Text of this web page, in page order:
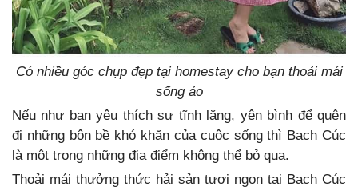
Có nhiều góc chụp đẹp tại homestay cho bạn thoải mái
sống ảo
Nếu như bạn yêu thích sự tĩnh lặng, yên bình để quên
đi những bộn bề khó khăn của cuộc sống thì Bạch Cúc
là một trong những địa điểm không thể bỏ qua.
Thoải mái thưởng thức hải sản tươi ngon tại Bạch Cúc